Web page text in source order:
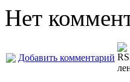
Нет
Добавить комментарий